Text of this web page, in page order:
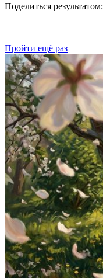
Поделиться результатом:
Пройти ещё раз